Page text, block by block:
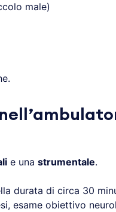
male)
e una strumentale.
durata di circa 30
esame obiettivo